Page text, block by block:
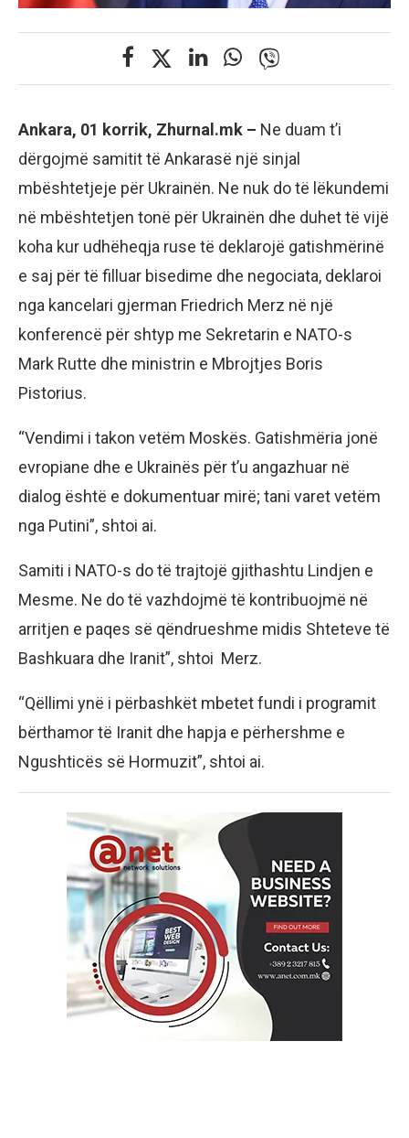
Ankara, 01 korrik, Zhurnal.mk – Ne duam t’i
dërgojmë samitit të Ankarasë një sinjal
mbështetjeje për Ukrainën. Ne nuk do të lëkundemi
në mbështetjen tonë për Ukrainën dhe duhet të vijë
koha kur udhëheqja ruse të deklarojë gatishmërinë
e saj për të filluar bisedime dhe negociata, deklaroi
nga kancelari gjerman Friedrich Merz në një
konferencë për shtyp me Sekretarin e NATO-s
Mark Rutte dhe ministrin e Mbrojtjes Boris
Pistorius.
“Vendimi i takon vetëm Moskës. Gatishmëria jonë
evropiane dhe e Ukrainës për t’u angazhuar në
dialog është e dokumentuar mirë; tani varet vetëm
nga Putini”, shtoi ai.
Samiti i NATO-s do të trajtojë gjithashtu Lindjen e
Mesme. Ne do të vazhdojmë të kontribuojmë në
arritjen e paqes së qëndrueshme midis Shteteve të
Bashkuara dhe Iranit”, shtoi Merz.
“Qëllimi ynë i përbashkët mbetet fundi i programit
bërthamor të Iranit dhe hapja e përhershme e
Ngushticës së Hormuzit”, shtoi ai.